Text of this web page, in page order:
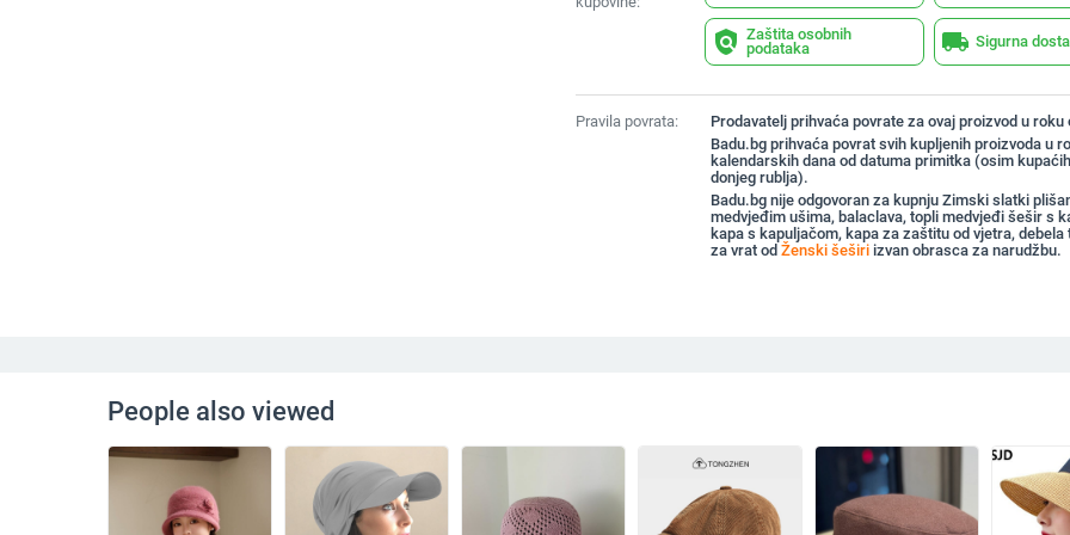
policy Zaštita osobnih
podataka
local_shipping Sigurna
Pravila povrata:
Prodavatelj prihvaća povrate za ovaj proizvod u roku
Badu.bg prihvaća povrat svih kupljenih proizvoda u
kalendarskih dana od datuma primitka (osim
donjeg rublja).
Badu.bg nije odgovoran za kupnju Zimski slatki
medvjeđim ušima, balaclava, topli medvjeđi šešir s
kapa s kapuljačom, kapa za zaštitu od vjetra, debela
za vrat od Ženski šeširiizvan obrasca za narudžbu.
People also viewed